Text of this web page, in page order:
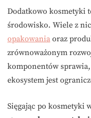
Dodatkowo kosmetyki
środowisko. Wiele z
opakowania oraz
zrównoważonym
komponentów
ekosystem jest
Sięgając po kosmetyki